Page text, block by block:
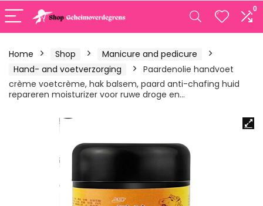
0
Home Shop
Manicure and pedicure
Hand- and voetverzorging
Paardenolie handvoet
crème voetcrème, hak balsem, paard anti-chafing huid
repareren moisturizer voor ruwe droge en…